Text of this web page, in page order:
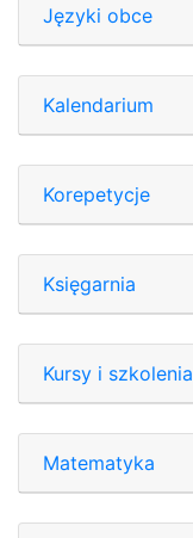
Języki obce
Kalendarium
Korepetycje
Księgarnia
Kursy i szkolenia
Matematyka